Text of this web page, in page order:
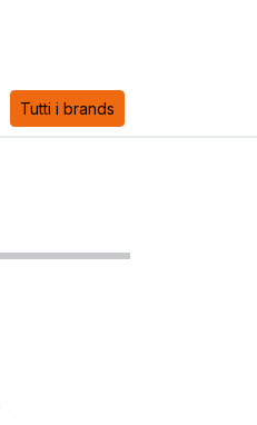
Tutti i brands